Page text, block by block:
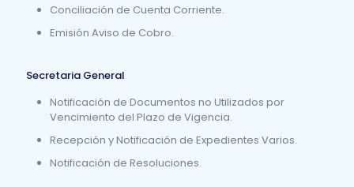
Conciliación de Cuenta Corriente.
Emisión Aviso de Cobro.
Secretaria General
Notificación de Documentos no Utilizados por
Vencimiento del Plazo de Vigencia.
Recepción y Notificación de Expedientes Varios.
Notificación de Resoluciones.